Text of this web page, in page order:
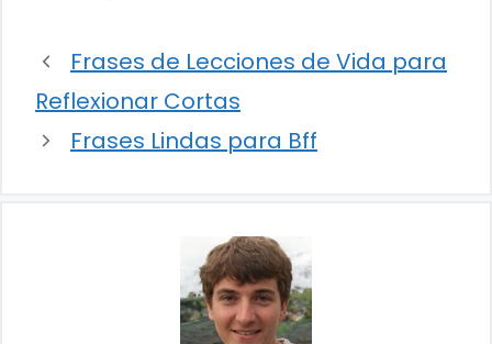
Frases de Lecciones de Vida para
Reflexionar Cortas
Frases Lindas para Bff